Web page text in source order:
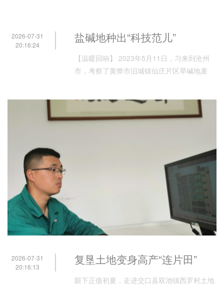
2026-07-31
20:16:24
盐碱地种出“科技范儿”
【温暖回响】 2023年5月11日，习来到沧州
市，考察了黄骅市旧城镇仙庄片区旱碱地麦
2026-07-31
20:16:13
复垦土地变身高产“连片田”
眼下正值初夏，走进交口县双池镇西罗村土地